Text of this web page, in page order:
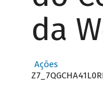
da
Ações